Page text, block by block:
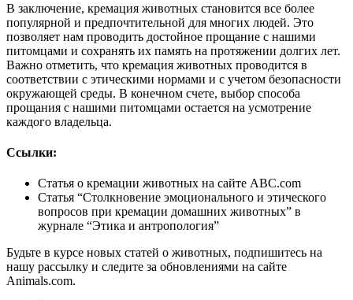
В заключение, кремация животных становится все более
популярной и предпочтительной для многих людей. Это
позволяет нам проводить достойное прощание с нашими
питомцами и сохранять их память на протяжении долгих лет.
Важно отметить, что кремация животных проводится в
соответствии с этическими нормами и с учетом безопасности
окружающей среды. В конечном счете, выбор способа
прощания с нашими питомцами остается на усмотрение
каждого владельца.
Ссылки:
Статья о кремации животных на сайте ABC.com
Статья “Столкновение эмоционального и этического
вопросов при кремации домашних животных” в
журнале “Этика и антропология”
Будьте в курсе новых статей о животных, подпишитесь на
нашу рассылку и следите за обновлениями на сайте
Animals.com.